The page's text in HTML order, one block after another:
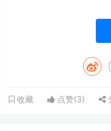
收藏 点赞(3)